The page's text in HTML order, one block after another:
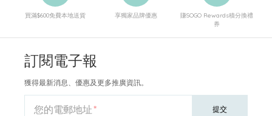
買滿$600免費本地送貨 享獨家品牌優惠
賺SOGO Rewards積分換禮
券
訂閱電子報
獲得最新消息、優惠及更多推廣資訊。
您的電郵地址 提交